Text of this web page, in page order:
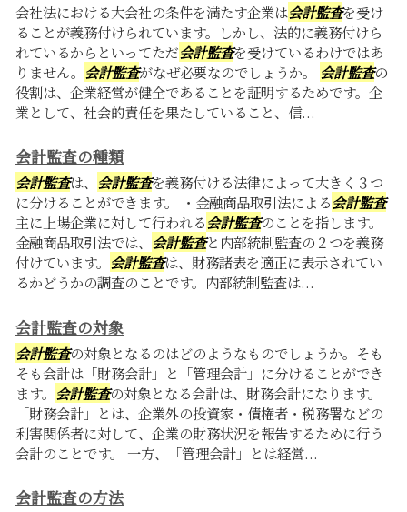
会社法における大会社の条件を満たす企業は会計監査を受け
ることが義務付けられています。しかし、法的に義務付けら
れているからといってただ会計監査を受けているわけではあ
りません。 会計監査がなぜ必要なのでしょうか。 会計監査の
役割は、企業経営が健全であることを証明するためです。企
業として、社会的責任を果たしていること、信...
会計監査の種類
会計監査は、 会計監査を義務付ける法律によって大きく３つ
に分けることができます。 ・金融商品取引法による会計監査
主に上場企業に対して行われる会計監査のことを指します。
金融商品取引法では、 会計監査と内部統制監査の２つを義務
付けています。 会計監査は、財務諸表を適正に表示されてい
るかどうかの調査のことです。内部統制監査は...
会計監査の対象
会計監査の対象となるのはどのようなものでしょうか。そも
そも会計は「財務会計」と「管理会計」に分けることができ
ます。 会計監査の対象となる会計は、財務会計になります。
「財務会計」とは、企業外の投資家・債権者・税務署などの
利害関係者に対して、企業の財務状況を報告するために行う
会計のことです。 一方、「管理会計」とは経営...
会計監査の方法